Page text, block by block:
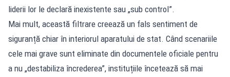
liderii lor le declară inexistente sau „sub control”.
Mai mult, această filtrare creează un fals sentiment de
siguranță chiar în interiorul aparatului de stat. Când scenariile
cele mai grave sunt eliminate din documentele oficiale pentru
a nu „destabiliza încrederea”, instituțiile încetează să mai